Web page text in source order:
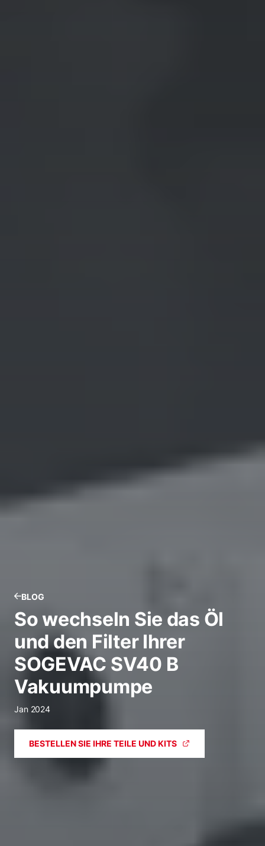
BLOG
So wechseln Sie das Öl
und den Filter Ihrer
SOGEVAC SV40 B
Vakuumpumpe
Jan 2024
BESTELLEN SIE IHRE TEILE UND KITS